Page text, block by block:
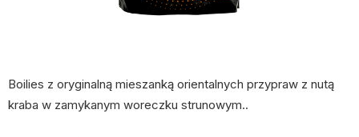
Boilies z oryginalną mieszanką orientalnych przypraw z nutą
kraba w zamykanym woreczku strunowym..